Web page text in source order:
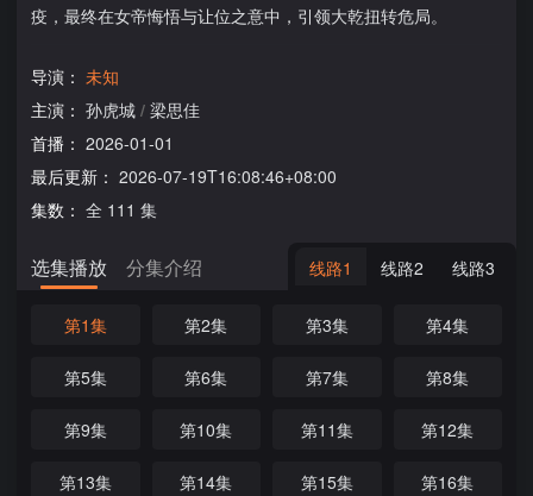
疫，最终在女帝悔悟与让位之意中，引领大乾扭转危局。
导演： 未知
主演： 孙虎城 / 梁思佳
首播： 2026-01-01
最后更新： 2026-07-19T16:08:46+08:00
集数： 全 111 集
选集播放 分集介绍 线路1 线路2 线路3
第1集 第2集 第3集 第4集
第5集 第6集 第7集 第8集
第9集 第10集 第11集 第12集
第13集 第14集 第15集 第16集